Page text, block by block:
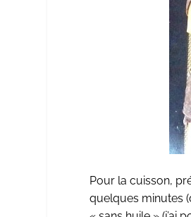
Pour la cuisson,
quelques minutes